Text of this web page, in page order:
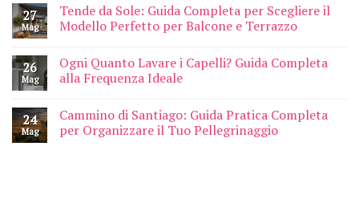
27
Mag
Tende da Sole: Guida Completa per Scegliere il
Modello Perfetto per Balcone e Terrazzo
26
Mag
Ogni Quanto Lavare i Capelli? Guida Completa
alla Frequenza Ideale
24
Mag
Cammino di Santiago: Guida Pratica Completa
per Organizzare il Tuo Pellegrinaggio